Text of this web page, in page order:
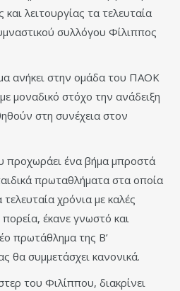
λειτουργίας τα τελευταία
συλλόγου Φίλιππος
ανήκει στην ομάδα του ΠΑΟΚ
μοναδικό στόχο την ανάδειξη
στη συνέχεια στον
προχωράει ένα βήμα μπροστά
πρωταθλήματα στα οποία
χρόνια με καλές
πορεία, έκανε γνωστό και
πρωτάθλημα της Β’
θα συμμετάσχει κανονικά.
του Φιλίππου, διακρίνει